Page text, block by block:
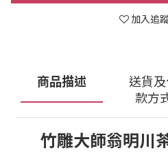
加入追
商品描述
送貨
款方
竹雕大師翁明川